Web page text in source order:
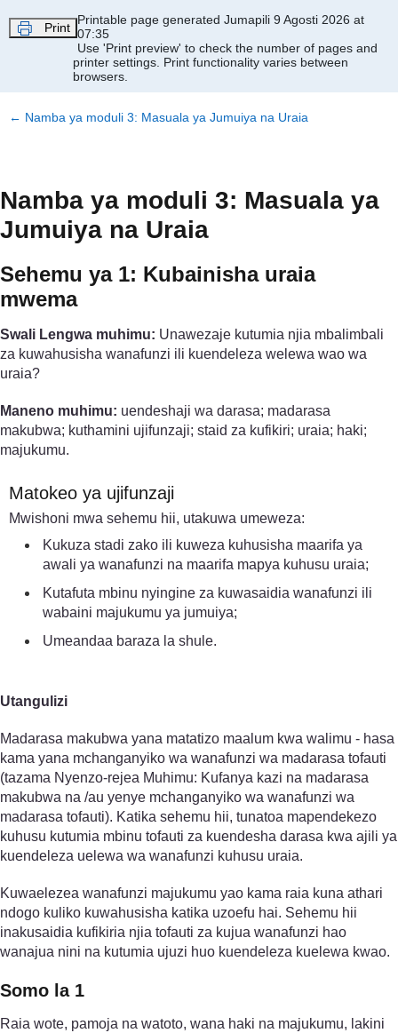
Print
Printable page generated Jumapili 9 Agosti 2026 at
07:35
Use 'Print preview' to check the number of pages and
printer settings. Print functionality varies between
browsers.
← Namba ya moduli 3: Masuala ya Jumuiya na Uraia
Namba ya moduli 3: Masuala ya
Jumuiya na Uraia
Sehemu ya 1: Kubainisha uraia
mwema
Swali Lengwa muhimu: Unawezaje kutumia njia mbalimbali
za kuwahusisha wanafunzi ili kuendeleza welewa wao wa
uraia?
Maneno muhimu: uendeshaji wa darasa; madarasa
makubwa; kuthamini ujifunzaji; staid za kufikiri; uraia; haki;
majukumu.
Matokeo ya ujifunzaji
Mwishoni mwa sehemu hii, utakuwa umeweza:
Kukuza stadi zako ili kuweza kuhusisha maarifa ya
awali ya wanafunzi na maarifa mapya kuhusu uraia;
Kutafuta mbinu nyingine za kuwasaidia wanafunzi ili
wabaini majukumu ya jumuiya;
Umeandaa baraza la shule.
Utangulizi
Madarasa makubwa yana matatizo maalum kwa walimu - hasa
kama yana mchanganyiko wa wanafunzi wa madarasa tofauti
(tazama Nyenzo-rejea Muhimu: Kufanya kazi na madarasa
makubwa na /au yenye mchanganyiko wa wanafunzi wa
madarasa tofauti). Katika sehemu hii, tunatoa mapendekezo
kuhusu kutumia mbinu tofauti za kuendesha darasa kwa ajili ya
kuendeleza uelewa wa wanafunzi kuhusu uraia.
Kuwaelezea wanafunzi majukumu yao kama raia kuna athari
ndogo kuliko kuwahusisha katika uzoefu hai. Sehemu hii
inakusaidia kufikiria njia tofauti za kujua wanafunzi hao
wanajua nini na kutumia ujuzi huo kuendeleza kuelewa kwao.
Somo la 1
Raia wote, pamoja na watoto, wana haki na majukumu, lakini